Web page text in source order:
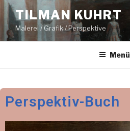
TILMAN KUHRT
Malerei / Grafik / Perspektive
Menü
Perspektiv-Buch